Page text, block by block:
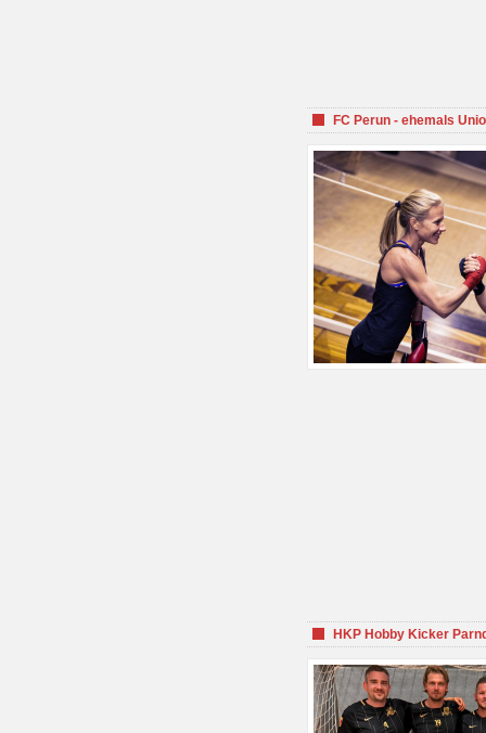
FC Perun - ehemals
HKP Hobby Kicker